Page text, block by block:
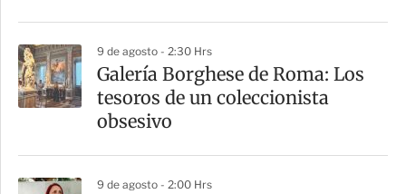
9 de agosto - 2:30 Hrs
Galería Borghese de Roma: Los
tesoros de un coleccionista
obsesivo
9 de agosto - 2:00 Hrs